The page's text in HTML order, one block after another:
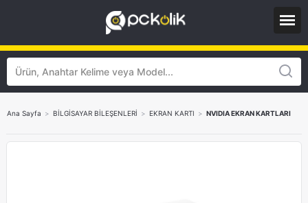
Ana Sayfa > BİLGİSAYAR BİLEŞENLERİ > EKRAN KARTI > NVIDIA EKRAN KARTLARI